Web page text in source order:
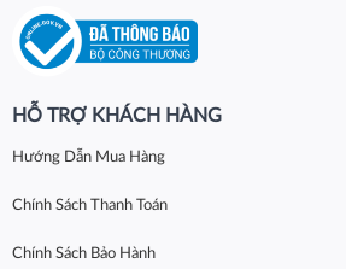
HỖ TRỢ KHÁCH HÀNG
Hướng Dẫn Mua Hàng
Chính Sách Thanh Toán
Chính Sách Bảo Hành